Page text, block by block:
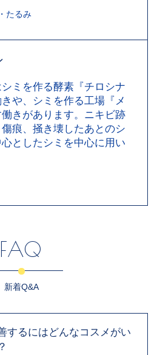
たるみ
ミを作る酵素『チロシナ
や、シミを作る工場『メ
きがあります。ニキビ跡
痕、掻き壊したあとのシ
としたシミを中心に用い
FAQ
新着Q&A
するにはどんなコスメがい